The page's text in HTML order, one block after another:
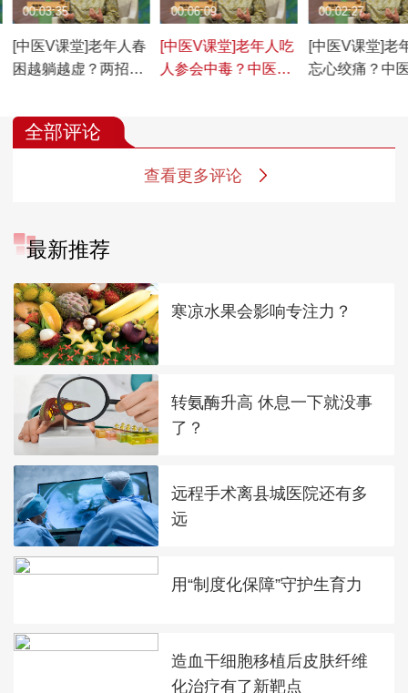
[中医V课堂]老年人春
困越躺越虚？两招升
00:03:35
[中医V课堂]老年人吃
人参会中毒？中医揭
00:06:09
[中医V课堂]老
忘心绞痛？中
00:02:27
全部评论
查看更多评论
最新推荐
寒凉水果会影响专注力？
转氨酶升高 休息一下就没事
了？
远程手术离县城医院还有多
远
用“制度化保障”守护生育力
造血干细胞移植后皮肤纤维
化治疗有了新靶点